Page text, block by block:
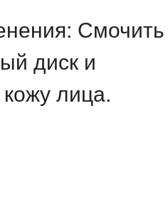
: Смочить
диск и
лица.